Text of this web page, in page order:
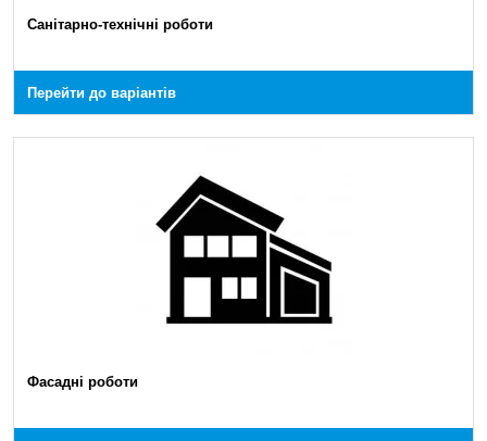
Санітарно-технічні роботи
Перейти до варіантів
Фасадні роботи